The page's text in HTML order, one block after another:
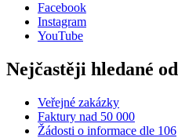
Facebook
Instagram
YouTube
Nejčastěji hledané
Veřejné zakázky
Faktury nad 50 000
Žádosti o informace dle 106